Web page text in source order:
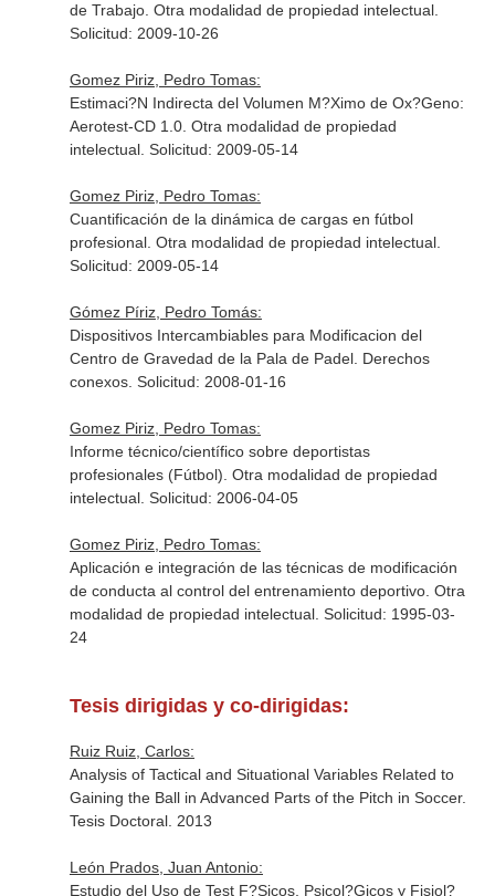
de Trabajo. Otra modalidad de propiedad intelectual.
Solicitud: 2009-10-26
Gomez Piriz, Pedro Tomas:
Estimaci?N Indirecta del Volumen M?Ximo de Ox?Geno:
Aerotest-CD 1.0. Otra modalidad de propiedad
intelectual. Solicitud: 2009-05-14
Gomez Piriz, Pedro Tomas:
Cuantificación de la dinámica de cargas en fútbol
profesional. Otra modalidad de propiedad intelectual.
Solicitud: 2009-05-14
Gómez Píriz, Pedro Tomás:
Dispositivos Intercambiables para Modificacion del
Centro de Gravedad de la Pala de Padel. Derechos
conexos. Solicitud: 2008-01-16
Gomez Piriz, Pedro Tomas:
Informe técnico/científico sobre deportistas
profesionales (Fútbol). Otra modalidad de propiedad
intelectual. Solicitud: 2006-04-05
Gomez Piriz, Pedro Tomas:
Aplicación e integración de las técnicas de modificación
de conducta al control del entrenamiento deportivo. Otra
modalidad de propiedad intelectual. Solicitud: 1995-03-
24
Tesis dirigidas y co-dirigidas:
Ruiz Ruiz, Carlos:
Analysis of Tactical and Situational Variables Related to
Gaining the Ball in Advanced Parts of the Pitch in Soccer.
Tesis Doctoral. 2013
León Prados, Juan Antonio:
Estudio del Uso de Test F?Sicos, Psicol?Gicos y Fisiol?